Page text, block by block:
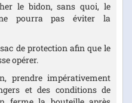
le bidon, sans quoi, le
pourra pas éviter la
de protection afin que le
opérer.
prendre impérativement
et des conditions de